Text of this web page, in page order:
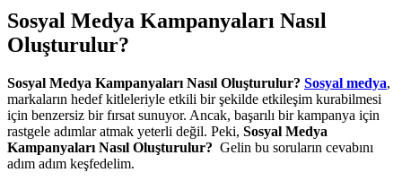
Sosyal Medya Kampanyaları Nasıl
Oluşturulur?
Sosyal Medya Kampanyaları Nasıl Oluşturulur? Sosyal medya,
markaların hedef kitleleriyle etkili bir şekilde etkileşim kurabilmesi
için benzersiz bir fırsat sunuyor. Ancak, başarılı bir kampanya için
rastgele adımlar atmak yeterli değil. Peki, Sosyal Medya
Kampanyaları Nasıl Oluşturulur? Gelin bu soruların cevabını
adım adım keşfedelim.